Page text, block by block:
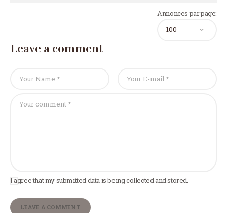
Annonces par page:
Leave a comment
I agree that my submitted data is being collected and stored.